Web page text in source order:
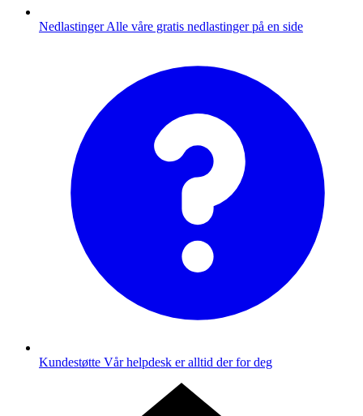
Nedlastinger Alle våre gratis nedlastinger på en side
Kundestøtte Vår helpdesk er alltid der for deg